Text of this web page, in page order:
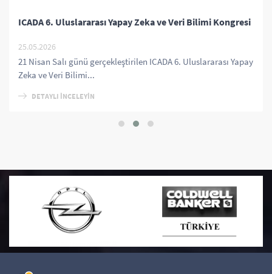
ICADA 6. Uluslararası Yapay Zeka ve Veri Bilimi Kongresi
25.05.2026
21 Nisan Salı günü gerçekleştirilen ICADA 6. Uluslararası Yapay
Zeka ve Veri Bilimi...
DETAYLI İNCELEYİN